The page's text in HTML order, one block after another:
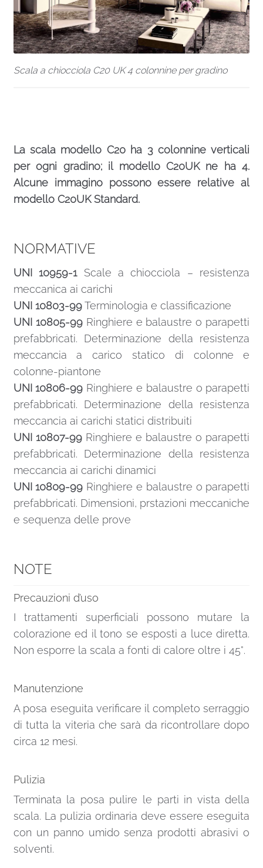
Scala a chiocciola C20 UK 4 colonnine per gradino
La scala modello C20 ha 3 colonnine verticali
per ogni gradino; il modello C20UK ne ha 4.
Alcune immagino possono essere relative al
modello C20UK Standard.
NORMATIVE
UNI 10959-1Scale a chiocciola – resistenza
meccanica ai carichi
UNI 10803-99Terminologia e classificazione
UNI 10805-99Ringhiere e balaustre o parapetti
prefabbricati. Determinazione della resistenza
meccancia a carico statico di colonne e
colonne-piantone
UNI 10806-99 Ringhiere e balaustre o parapetti
prefabbricati. Determinazione della resistenza
meccancia ai carichi statici distribuiti
UNI 10807-99Ringhiere e balaustre o parapetti
prefabbricati. Determinazione della resistenza
meccancia ai carichi dinamici
UNI 10809-99 Ringhiere e balaustre o parapetti
prefabbricati. Dimensioni, prstazioni meccaniche
e sequenza delle prove
NOTE
Precauzioni d’uso
I trattamenti superficiali possono mutare la
colorazione ed il tono se esposti a luce diretta.
Non esporre la scala a fonti di calore oltre i 45°.
Manutenzione
A posa eseguita verificare il completo serraggio
di tutta la viteria che sarà da ricontrollare dopo
circa 12 mesi.
Pulizia
Terminata la posa pulire le parti in vista della
scala. La pulizia ordinaria deve essere eseguita
con un panno umido senza prodotti abrasivi o
solventi.